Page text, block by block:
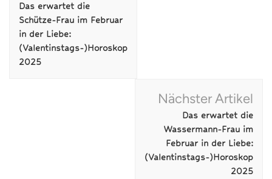
Das erwartet die
Schütze-Frau im Februar
in der Liebe:
(Valentinstags-)Horoskop
2025
Nächster Artikel
Das erwartet die
Wassermann-Frau im
Februar in der Liebe:
(Valentinstags-)Horoskop
2025